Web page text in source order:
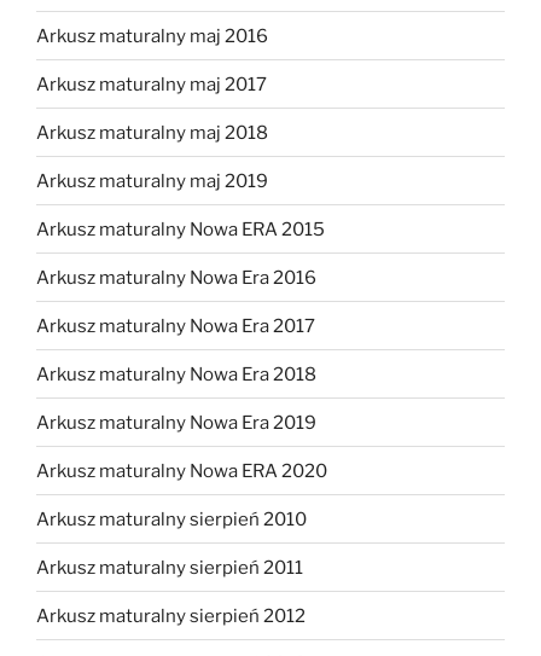
Arkusz maturalny maj 2016
Arkusz maturalny maj 2017
Arkusz maturalny maj 2018
Arkusz maturalny maj 2019
Arkusz maturalny Nowa ERA 2015
Arkusz maturalny Nowa Era 2016
Arkusz maturalny Nowa Era 2017
Arkusz maturalny Nowa Era 2018
Arkusz maturalny Nowa Era 2019
Arkusz maturalny Nowa ERA 2020
Arkusz maturalny sierpień 2010
Arkusz maturalny sierpień 2011
Arkusz maturalny sierpień 2012